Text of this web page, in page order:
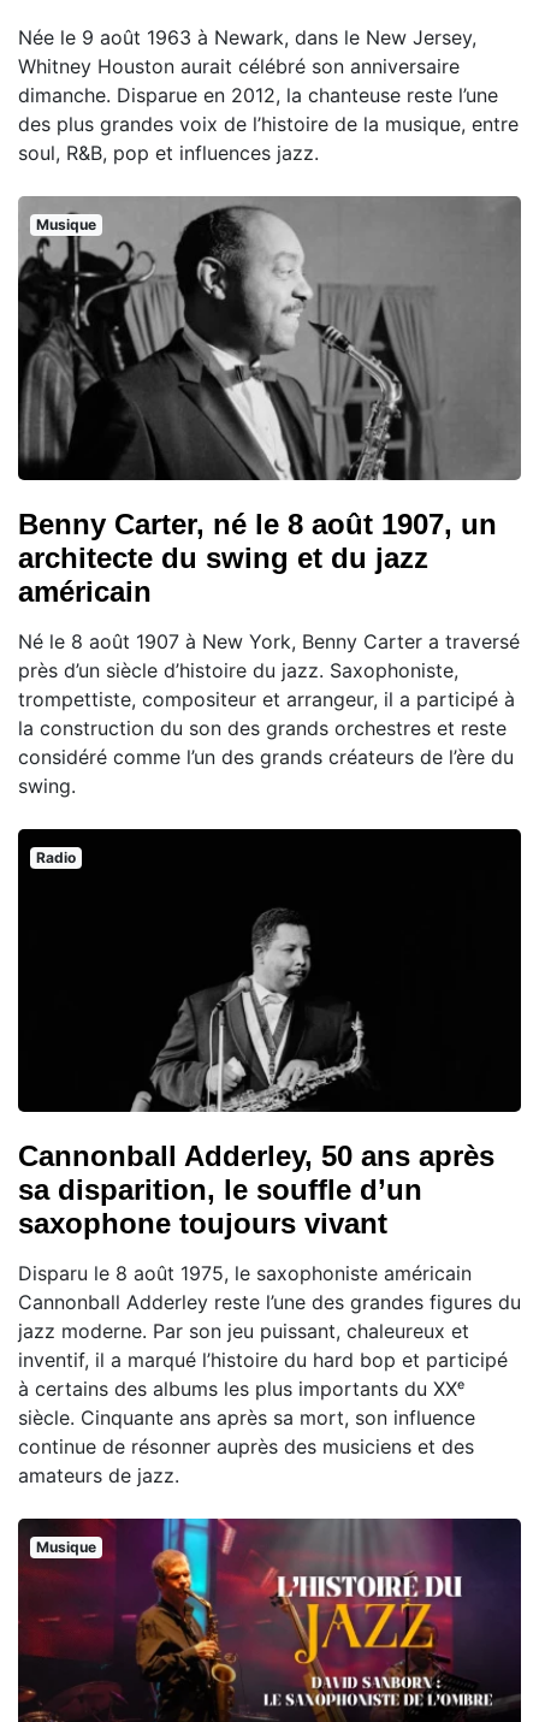
Née le 9 août 1963 à Newark, dans le New Jersey,
Whitney Houston aurait célébré son anniversaire
dimanche. Disparue en 2012, la chanteuse reste l’une
des plus grandes voix de l’histoire de la musique, entre
soul, R&B, pop et influences jazz.
Musique
Benny Carter, né le 8 août 1907, un
architecte du swing et du jazz
américain
Né le 8 août 1907 à New York, Benny Carter a traversé
près d’un siècle d’histoire du jazz. Saxophoniste,
trompettiste, compositeur et arrangeur, il a participé à
la construction du son des grands orchestres et reste
considéré comme l’un des grands créateurs de l’ère du
swing.
Radio
Cannonball Adderley, 50 ans après
sa disparition, le souffle d’un
saxophone toujours vivant
Disparu le 8 août 1975, le saxophoniste américain
Cannonball Adderley reste l’une des grandes figures du
jazz moderne. Par son jeu puissant, chaleureux et
inventif, il a marqué l’histoire du hard bop et participé
à certains des albums les plus importants du XXᵉ
siècle. Cinquante ans après sa mort, son influence
continue de résonner auprès des musiciens et des
amateurs de jazz.
Musique